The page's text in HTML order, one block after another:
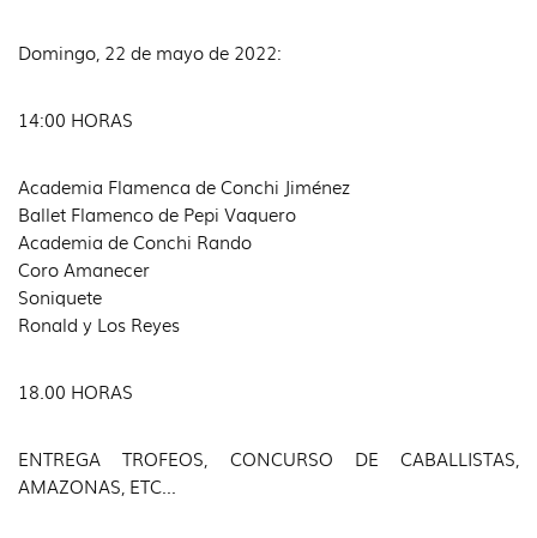
Domingo, 22 de mayo de 2022:
14:00 HORAS
Academia Flamenca de Conchi Jiménez
Ballet Flamenco de Pepi Vaquero
Academia de Conchi Rando
Coro Amanecer
Soniquete
Ronald y Los Reyes
18.00 HORAS
ENTREGA TROFEOS, CONCURSO DE CABALLISTAS,
AMAZONAS, ETC…